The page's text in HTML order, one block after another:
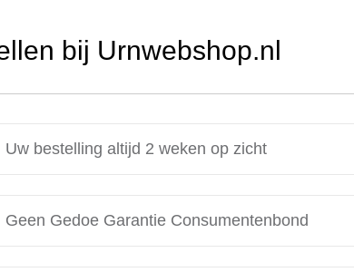
bij Urnwebshop.nl
Uw bestelling altijd 2 weken op zicht
Geen Gedoe Garantie Consumentenbond